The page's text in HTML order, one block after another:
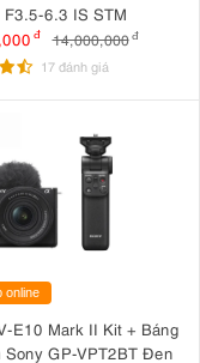
F3.5-6.3 IS STM
đ 14,000,000 đ
17 đánh giá
online
E10 Mark II Kit + Báng
Sony GP-VPT2BT Đen